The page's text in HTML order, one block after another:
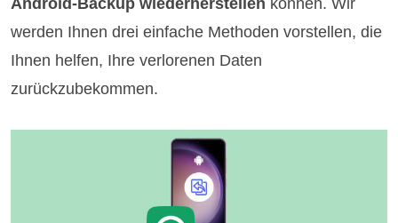
Android-Backup wiederherstellen können. Wir
werden Ihnen drei einfache Methoden vorstellen, die
Ihnen helfen, Ihre verlorenen Daten
zurückzubekommen.